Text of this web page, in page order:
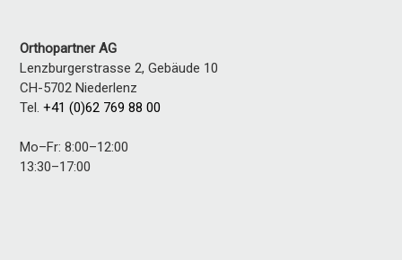
Orthopartner AG
Lenzburgerstrasse 2, Gebäude 10
CH-5702 Niederlenz
Tel.+41 (0)62 769 88 00
Mo–Fr: 8:00–12:00
13:30–17:00